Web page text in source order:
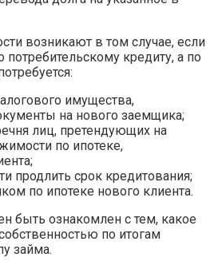
возникают в том случае, если
потребительскому кредиту, а по
имущества,
на нового заемщика;
лиц, претендующих на
по ипотеке,
продлить срок кредитования;
по ипотеке нового клиента.
быть ознакомлен с тем, какое
по итогам
займа.